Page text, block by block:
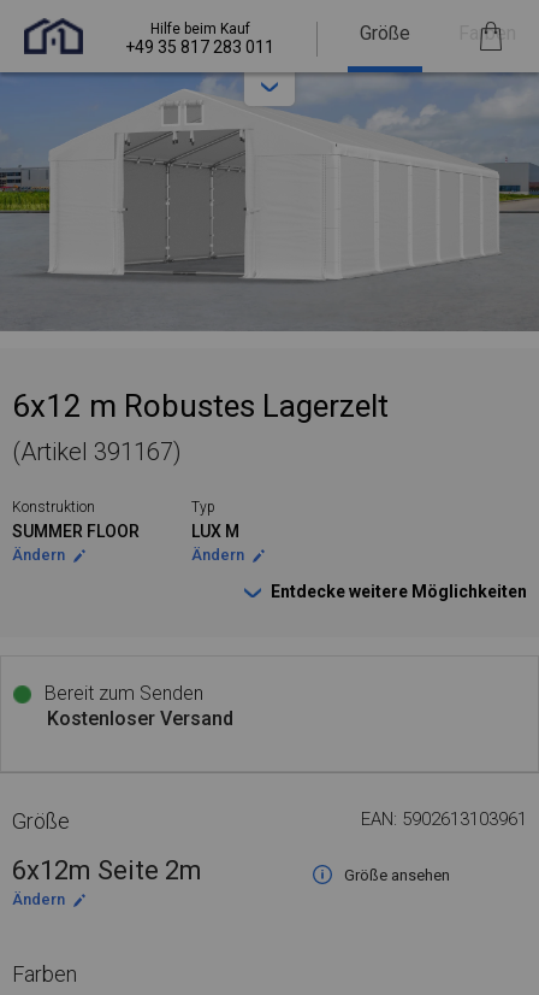
Hilfe beim Kauf
+49 35 817 283 011
Größe Farben
6x12 m Robustes Lagerzelt
(Artikel 391167)
Konstruktion
SUMMER FLOOR
Ändern
Typ
LUX M
Ändern
Entdecke weitere Möglichkeiten
Bereit zum Senden
Kostenloser Versand
Größe EAN: 5902613103961
6x12m Seite 2m
Größe ansehen
Ändern
Farben